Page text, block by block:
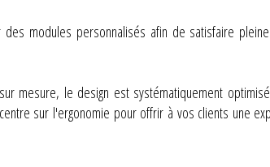
modules personnalisés afin de satisfaire
mesure, le design est systématiquement
sur l'ergonomie pour offrir à vos clients une